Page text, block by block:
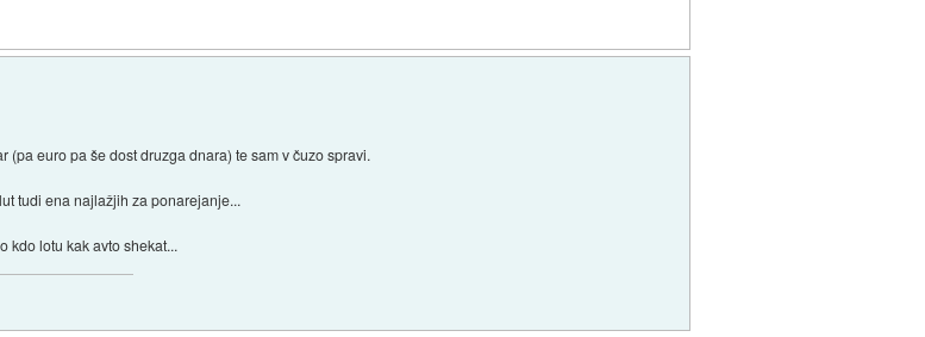
(pa euro pa še dost druzga dnara) te sam v čuzo spravi.
tudi ena najlažjih za ponarejanje...
kdo lotu kak avto shekat...